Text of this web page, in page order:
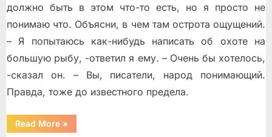
должно быть в этом что-то есть, но я просто не
понимаю что. Объясни, в чем там острота ощущений.
– Я попытаюсь как-нибудь написать об охоте на
большую рыбу, -ответил я ему. – Очень бы хотелось,
-сказал он. – Вы, писатели, народ понимающий.
Правда, тоже до известного предела.
Read More“В
водах
»